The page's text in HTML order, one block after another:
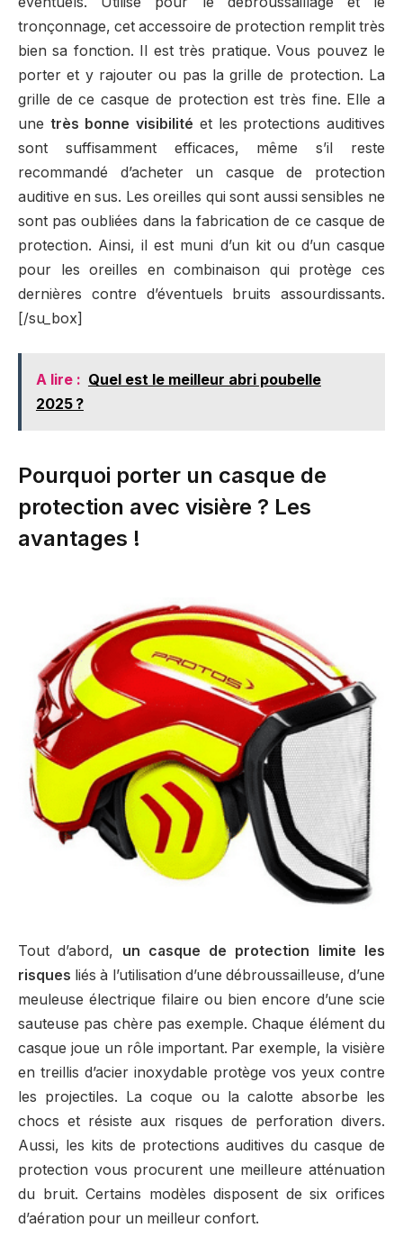
tronçonnage, cet accessoire de protection remplit très
bien sa fonction. Il est très pratique. Vous pouvez le
porter et y rajouter ou pas la grille de protection. La
grille de ce casque de protection est très fine. Elle a
une très bonne visibilité et les protections auditives
sont suffisamment efficaces, même s’il reste
recommandé d’acheter un casque de protection
auditive en sus. Les oreilles qui sont aussi sensibles ne
sont pas oubliées dans la fabrication de ce casque de
protection. Ainsi, il est muni d’un kit ou d’un casque
pour les oreilles en combinaison qui protège ces
dernières contre d’éventuels bruits assourdissants.
[/su_box]
A lire : Quel est le meilleur abri poubelle
2025 ?
Pourquoi porter un casque de
protection avec visière ? Les
avantages !
Tout d’abord, un casque de protection limite les
risques liés à l’utilisation d’une débroussailleuse, d’une
meuleuse électrique filaire ou bien encore d’une scie
sauteuse pas chère pas exemple. Chaque élément du
casque joue un rôle important. Par exemple, la visière
en treillis d’acier inoxydable protège vos yeux contre
les projectiles. La coque ou la calotte absorbe les
chocs et résiste aux risques de perforation divers.
Aussi, les kits de protections auditives du casque de
protection vous procurent une meilleure atténuation
du bruit. Certains modèles disposent de six orifices
d’aération pour un meilleur confort.